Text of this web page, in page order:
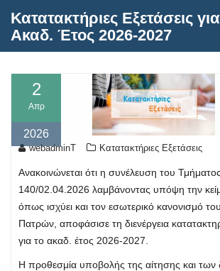
Κατατακτήριες Εξετάσεις
Ακαδ. Έτος 2026-2027
2
Απρ
2026
webadminT Κατατακτήριες Εξετάσεις
Ανακοινώνεται ότι η συνέλευση του Τμήματος
140/02.04.2026 λαμβάνοντας υπόψη την
όπως ισχύει και τον εσωτερικό κανονισμό
Πατρών, αποφάσισε τη διενέργεια
για το ακαδ. έτος 2026-2027.
Η προθεσμία υποβολής της αίτησης και των